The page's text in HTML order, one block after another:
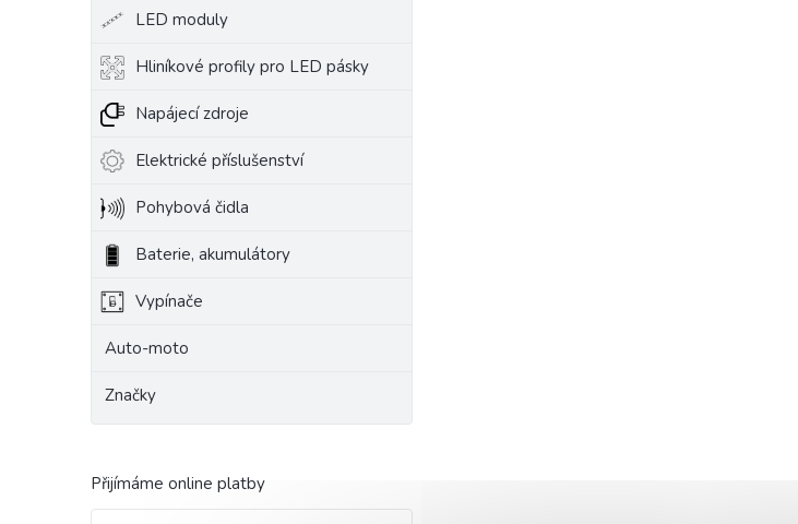
LED moduly
Hliníkové profily pro LED pásky
Napájecí zdroje
Elektrické příslušenství
Pohybová čidla
Baterie, akumulátory
Vypínače
Auto-moto
Značky
Přijímáme online platby